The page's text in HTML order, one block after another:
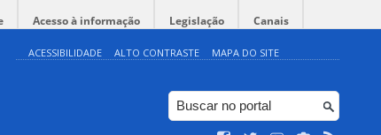
Acesso à informação Legislação Canais
ACESSIBILIDADE ALTO CONTRASTE MAPA DO SITE